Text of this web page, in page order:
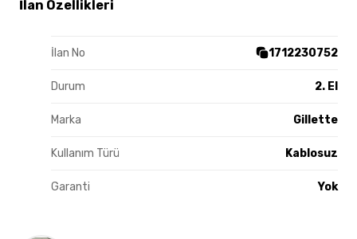
İlan Özellikleri
İlan No 1712230752
Durum 2. El
Marka Gillette
Kullanım Türü Kablosuz
Garanti Yok